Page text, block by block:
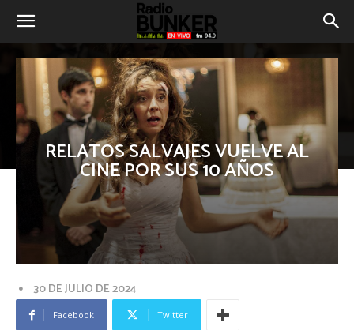
RELATOS SALVAJES VUELVE AL
CINE POR SUS 10 AÑOS
30 DE JULIO DE 2024
Facebook Twitter